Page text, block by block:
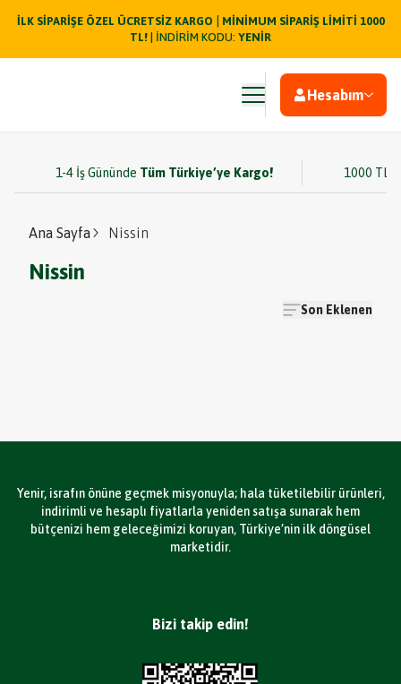
İLK SİPARİŞE ÖZEL ÜCRETSİZ KARGO
MİNİMUM SİPARİŞ LİMİTİ 1000
TL! | İNDİRİM KODU: YENİR
Hesabım
1-4 İş Gününde Tüm Türkiye’ye Kargo! 1000 TL
Ana Sayfa Nissin
Nissin
Son Eklenen
Yenir, israfın önüne geçmek misyonuyla; hala tüketilebilir ürünleri,
indirimli ve hesaplı fiyatlarla yeniden satışa sunarak hem
bütçenizi hem geleceğimizi koruyan, Türkiye’nin ilk döngüsel
marketidir.
Bizi takip edin!